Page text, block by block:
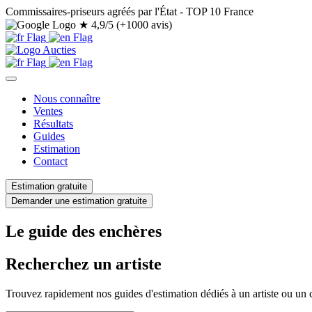
Commissaires-priseurs agréés par l'État - TOP 10 France
★ 4,9/5 (+1000 avis)
Nous connaître
Ventes
Résultats
Guides
Estimation
Contact
Estimation gratuite
Demander une estimation gratuite
Le guide des enchères
Recherchez un artiste
Trouvez rapidement nos guides d'estimation dédiés à un artiste ou un